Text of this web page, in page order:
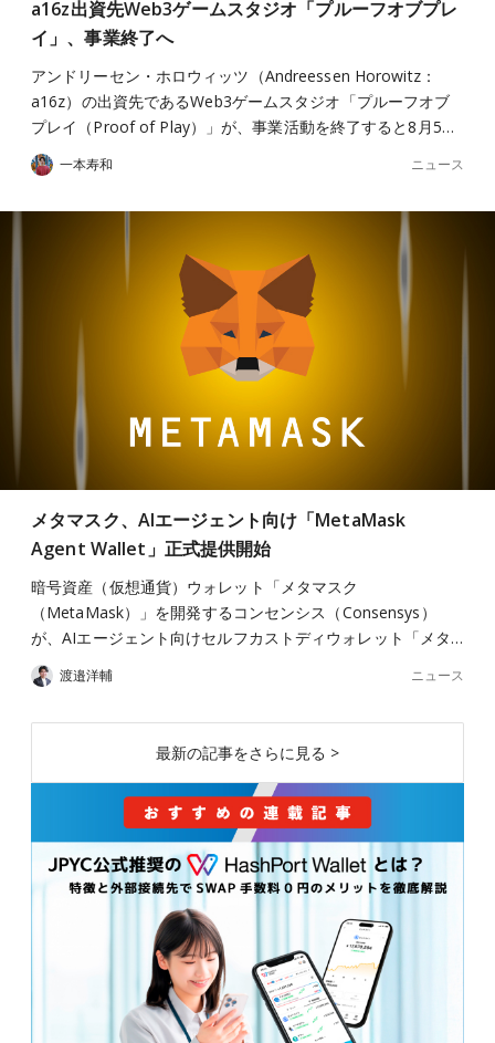
a16z出資先Web3ゲームスタジオ「プルーフオブプレ
イ」、事業終了へ
アンドリーセン・ホロウィッツ（Andreessen Horowitz：
a16z）の出資先であるWeb3ゲームスタジオ「プルーフオブ
プレイ（Proof of Play）」が、事業活動を終了すると8月5…
一本寿和 ニュース
メタマスク、AIエージェント向け「MetaMask
Agent Wallet」正式提供開始
暗号資産（仮想通貨）ウォレット「メタマスク
（MetaMask）」を開発するコンセンシス（Consensys）
が、AIエージェント向けセルフカストディウォレット「メタ…
渡邉洋輔 ニュース
最新の記事をさらに見る >